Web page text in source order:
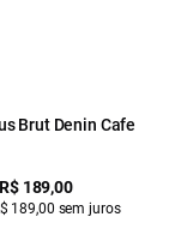
Brut Denin Cafe
R$ 189,00
189,00 sem juros